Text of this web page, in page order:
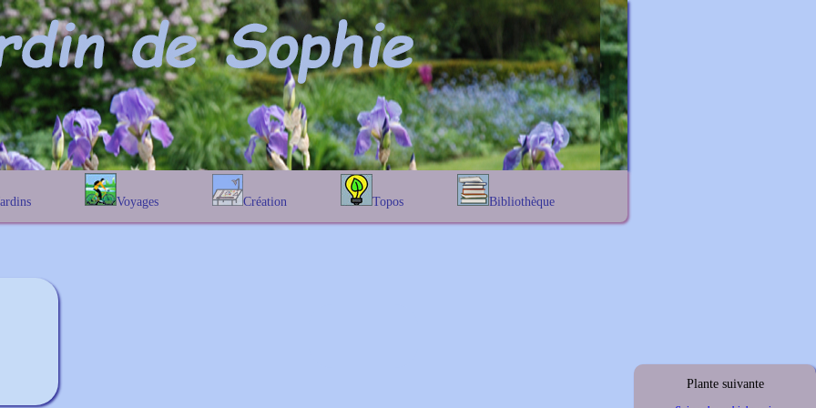
Voyages
En Belgique
Création
Prairies fleuries
Topos
Les chênes
Bibliothèque
Lexique noms propres
Plante suivante